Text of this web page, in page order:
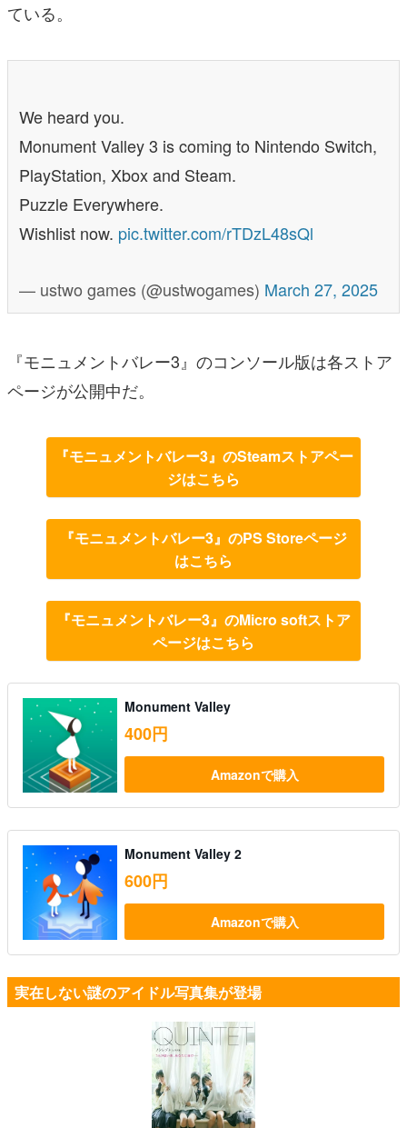
ている。
We heard you.
Monument Valley 3 is coming to Nintendo Switch,
PlayStation, Xbox and Steam.
Puzzle Everywhere.
Wishlist now. pic.twitter.com/rTDzL48sQl
— ustwo games (@ustwogames) March 27, 2025
『モニュメントバレー3』のコンソール版は各ストア
ページが公開中だ。
『モニュメントバレー3』のSteamストアペー
ジはこちら
『モニュメントバレー3』のPS Storeページ
はこちら
『モニュメントバレー3』のMicro softストア
ページはこちら
Monument Valley
400円
Amazonで購入
Monument Valley 2
600円
Amazonで購入
実在しない謎のアイドル写真集が登場